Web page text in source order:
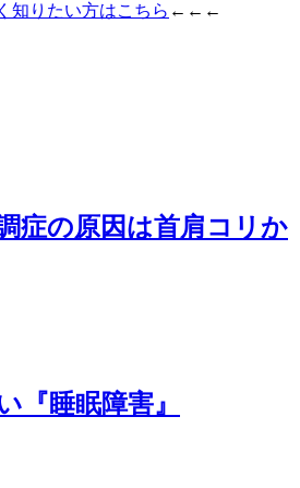
知りたい方はこちら ←←←
症の原因は首肩コリか
『睡眠障害』